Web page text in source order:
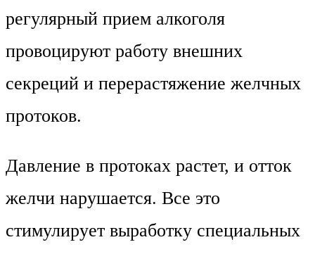
регулярный прием алкоголя
провоцируют работу внешних
секреций и перерастяжение желчных
протоков.
Давление в протоках растет, и отток
желчи нарушается. Все это
стимулирует выработку специальных